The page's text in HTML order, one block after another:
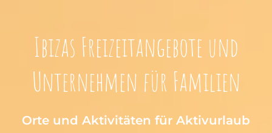
Ibizas Freizeitangebote und
Unternehmen für Familien
Orte und Aktivitäten für Aktivurlaub